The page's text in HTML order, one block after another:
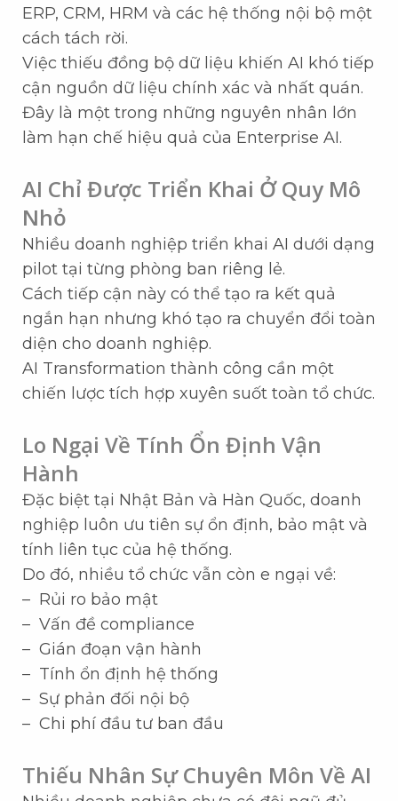
ERP, CRM, HRM và các hệ thống nội bộ một
cách tách rời.
Việc thiếu đồng bộ dữ liệu khiến AI khó tiếp
cận nguồn dữ liệu chính xác và nhất quán.
Đây là một trong những nguyên nhân lớn
làm hạn chế hiệu quả của Enterprise AI.
AI Chỉ Được Triển Khai Ở Quy Mô
Nhỏ
Nhiều doanh nghiệp triển khai AI dưới dạng
pilot tại từng phòng ban riêng lẻ.
Cách tiếp cận này có thể tạo ra kết quả
ngắn hạn nhưng khó tạo ra chuyển đổi toàn
diện cho doanh nghiệp.
AI Transformation thành công cần một
chiến lược tích hợp xuyên suốt toàn tổ chức.
Lo Ngại Về Tính Ổn Định Vận
Hành
Đặc biệt tại Nhật Bản và Hàn Quốc, doanh
nghiệp luôn ưu tiên sự ổn định, bảo mật và
tính liên tục của hệ thống.
Do đó, nhiều tổ chức vẫn còn e ngại về:
– Rủi ro bảo mật
– Vấn đề compliance
– Gián đoạn vận hành
– Tính ổn định hệ thống
– Sự phản đối nội bộ
– Chi phí đầu tư ban đầu
Thiếu Nhân Sự Chuyên Môn Về AI